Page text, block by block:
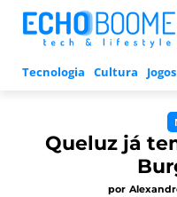
Tecnologia Cultura Jogos
Queluz já
por